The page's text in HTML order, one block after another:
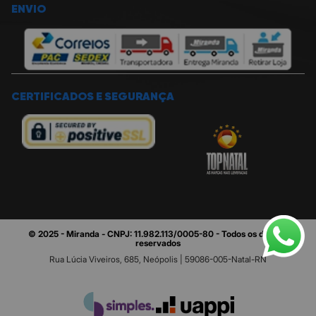
ENVIO
CERTIFICADOS E SEGURANÇA
© 2025 - Miranda - CNPJ: 11.982.113/0005-80 - Todos os direitos
reservados
Rua Lúcia Viveiros, 685, Neópolis | 59086-005-Natal-RN